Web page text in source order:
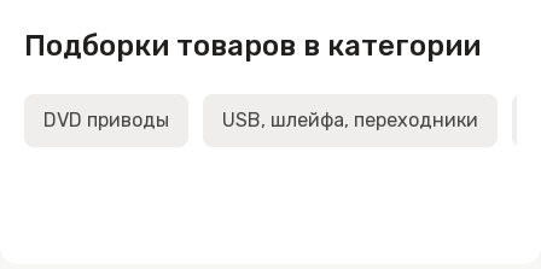
Подборки товаров в категории
DVD приводы USB, шлейфа, переходники